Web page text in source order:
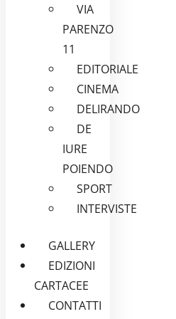
VIA
PARENZO
11
EDITORIALE
CINEMA
DELIRANDO
DE
IURE
POIENDO
SPORT
INTERVISTE
GALLERY
EDIZIONI
CARTACEE
CONTATTI